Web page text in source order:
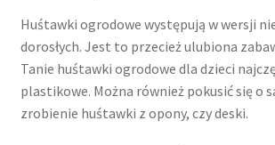
Huśtawki ogrodowe występują w wersji
dorosłych. Jest to przecież ulubiona
Tanie huśtawki ogrodowe dla dzieci
plastikowe. Można również pokusić się o
zrobienie huśtawki z opony, czy deski.